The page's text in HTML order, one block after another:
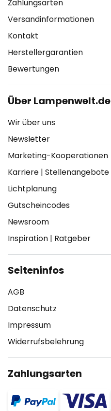
Zahlungsarten
Versandinformationen
Kontakt
Herstellergarantien
Bewertungen
Über Lampenwelt.de
Wir über uns
Newsletter
Marketing-Kooperationen
Karriere | Stellenangebote
Lichtplanung
Gutscheincodes
Newsroom
Inspiration | Ratgeber
Seiteninfos
AGB
Datenschutz
Impressum
Widerrufsbelehrung
Zahlungsarten